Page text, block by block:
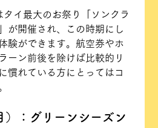
イ最大のお祭り「ソンクラ
が開催され、この時期にし
験ができます。航空券やホ
ーン前後を除けば比較的リ
慣れている方にとってはコ
）：グリーンシーズン